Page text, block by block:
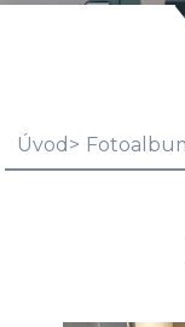
Úvod